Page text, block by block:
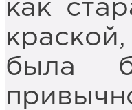
как
была